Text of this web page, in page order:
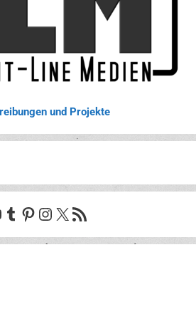
und Projekte
Tumblr
Pinterest
Instagram
X RSS-Feed